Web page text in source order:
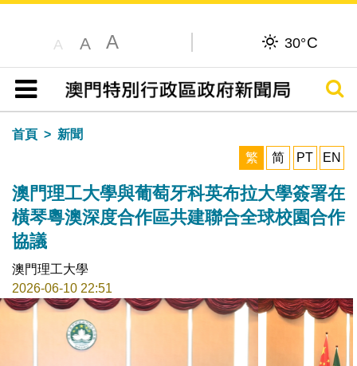
A A A 30°C
目錄
搜尋
首頁
新聞
繁
简 PT EN
澳門理工大學與葡萄牙科英布拉大學簽署在
橫琴粵澳深度合作區共建聯合全球校園合作
協議
澳門理工大學
2026-06-10 22:51